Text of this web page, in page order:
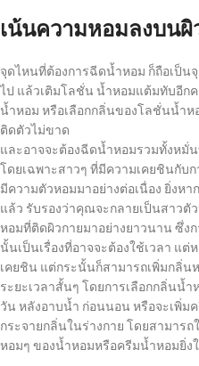
เน้นความหอมลงบนผิ
จุดไหนที่ต้องการฉีดน้ำหอม ก็ถือเป็น
ไป แล้วเติมโลชั่น น้ำหอมแต้มทับอีกค
น้ำหอม หรือเลือกกลิ่นของโลชั่นน้ำห
ติดตัวไม่ขาด
และอาจจะต้องฉีดน้ำหอมรวมทั้งหมั่
โดยเฉพาะสาวๆ ที่มีความเคยชินกับ
มีความตัวหอมมาอย่างต่อเนื่อง ยิ่งห
แล้ว รับรองว่าคุณจะกลายเป็นสาวตั
หอมที่ติดผิวกายมาอย่างยาวนาน ซึ่ง
นั้นเป็นเรื่องที่อาจจะต้องใช้เวลา แต่
เคยชิน แต่กระนั้นก็สามารถเพิ่มกลิ่น
ระยะเวลาสั้นๆ โดยการเลือกกลิ่นน้
วัน หลังอาบน้ำ ก่อนนอน หรือจะเพิ่ม
กระจายกลิ่นในร่างกาย โดยสามาร
หอมๆ ของน้ำหอมหรือครีมน้ำหอมยิ่ง